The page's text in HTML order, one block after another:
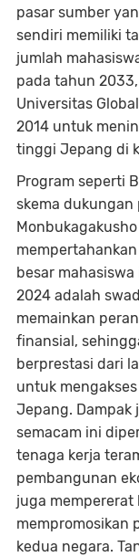
pasar sumber
sendiri memiliki
jumlah
pada tahun
Universitas
2014 untuk
tinggi Jepang di
Program seperti
skema dukungan
besar
2024 adalah
memainkan
finansial,
berprestasi dari
untuk
Jepang. Dampak
semacam ini
tenaga kerja
pembangunan
juga
mempromosikan
kedua negara.